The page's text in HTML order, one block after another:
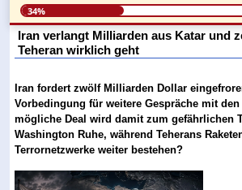
34%
Iran verlangt Milliarden aus Katar und
Teheran wirklich geht
Iran fordert zwölf Milliarden Dollar
Vorbedingung für weitere Gespräche mit den
mögliche Deal wird damit zum gefährlichen
Washington Ruhe, während Teherans
Terrornetzwerke weiter bestehen?